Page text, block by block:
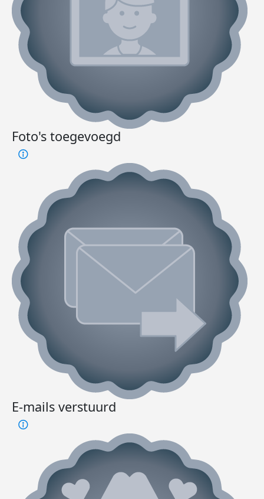
Foto's toegevoegd
E-mails verstuurd